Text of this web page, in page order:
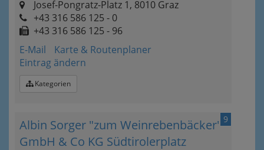
Josef-Pongratz-Platz 1, 8010 Graz
+43 316 586 125 - 0
+43 316 586 125 - 96
E-Mail
Karte & Routenplaner
Eintrag ändern
Kategorien
9
Albin Sorger "zum Weinrebenbäcker"
GmbH & Co KG Südtirolerplatz